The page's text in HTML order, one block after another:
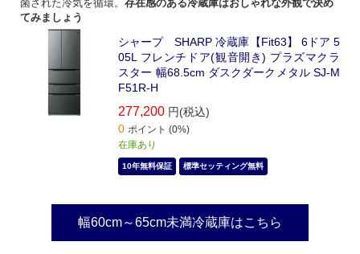
菌された冷気を循環。 存在感のある冷蔵庫はおしゃれな外観で決め
てみましょう
シャープ SHARP 冷蔵庫【Fit63】 6ドア 5
05L フレンチドア(観音開き) プラズマクラ
スター 幅68.5cm ダスクダークメタル SJ-M
F51R-H
277,200 円(税込)
0 ポイント (0%)
在庫あり
10年無料保証 標準セッティング無料
幅60cm～65cm未満冷蔵庫はこちら